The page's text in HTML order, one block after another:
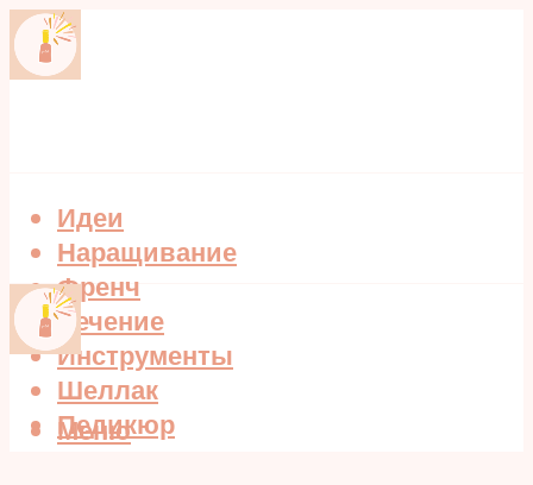
Идеи
Наращивание
Френч
Лечение
Инструменты
Шеллак
Педикюр
Меню